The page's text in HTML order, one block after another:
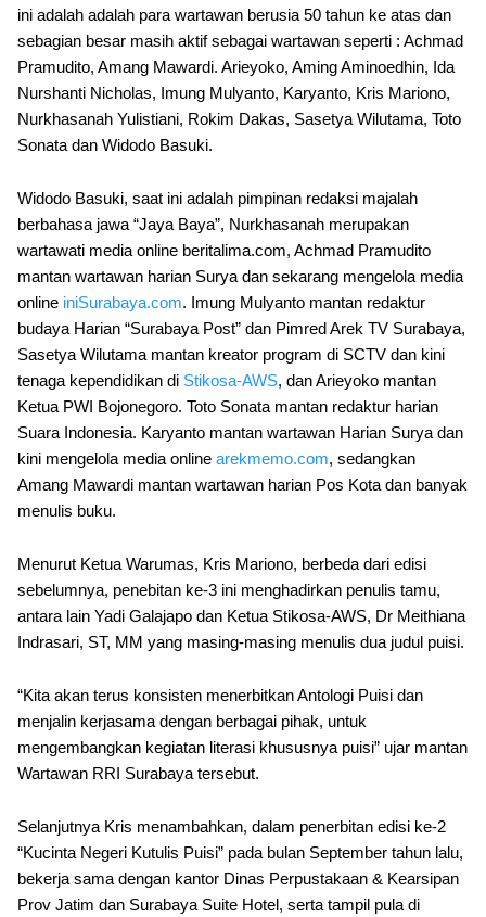
ini adalah adalah para wartawan berusia 50 tahun ke atas dan
sebagian besar masih aktif sebagai wartawan seperti : Achmad
Pramudito, Amang Mawardi. Arieyoko, Aming Aminoedhin, Ida
Nurshanti Nicholas, Imung Mulyanto, Karyanto, Kris Mariono,
Nurkhasanah Yulistiani, Rokim Dakas, Sasetya Wilutama, Toto
Sonata dan Widodo Basuki.
Widodo Basuki, saat ini adalah pimpinan redaksi majalah
berbahasa jawa “Jaya Baya”, Nurkhasanah merupakan
wartawati media online beritalima.com, Achmad Pramudito
mantan wartawan harian Surya dan sekarang mengelola media
online iniSurabaya.com. Imung Mulyanto mantan redaktur
budaya Harian “Surabaya Post” dan Pimred Arek TV Surabaya,
Sasetya Wilutama mantan kreator program di SCTV dan kini
tenaga kependidikan di Stikosa-AWS, dan Arieyoko mantan
Ketua PWI Bojonegoro. Toto Sonata mantan redaktur harian
Suara Indonesia. Karyanto mantan wartawan Harian Surya dan
kini mengelola media online arekmemo.com, sedangkan
Amang Mawardi mantan wartawan harian Pos Kota dan banyak
menulis buku.
Menurut Ketua Warumas, Kris Mariono, berbeda dari edisi
sebelumnya, penebitan ke-3 ini menghadirkan penulis tamu,
antara lain Yadi Galajapo dan Ketua Stikosa-AWS, Dr Meithiana
Indrasari, ST, MM yang masing-masing menulis dua judul puisi.
“Kita akan terus konsisten menerbitkan Antologi Puisi dan
menjalin kerjasama dengan berbagai pihak, untuk
mengembangkan kegiatan literasi khususnya puisi” ujar mantan
Wartawan RRI Surabaya tersebut.
Selanjutnya Kris menambahkan, dalam penerbitan edisi ke-2
“Kucinta Negeri Kutulis Puisi” pada bulan September tahun lalu,
bekerja sama dengan kantor Dinas Perpustakaan & Kearsipan
Prov Jatim dan Surabaya Suite Hotel, serta tampil pula di